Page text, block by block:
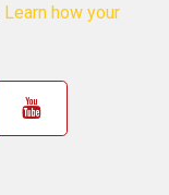
Learn how your